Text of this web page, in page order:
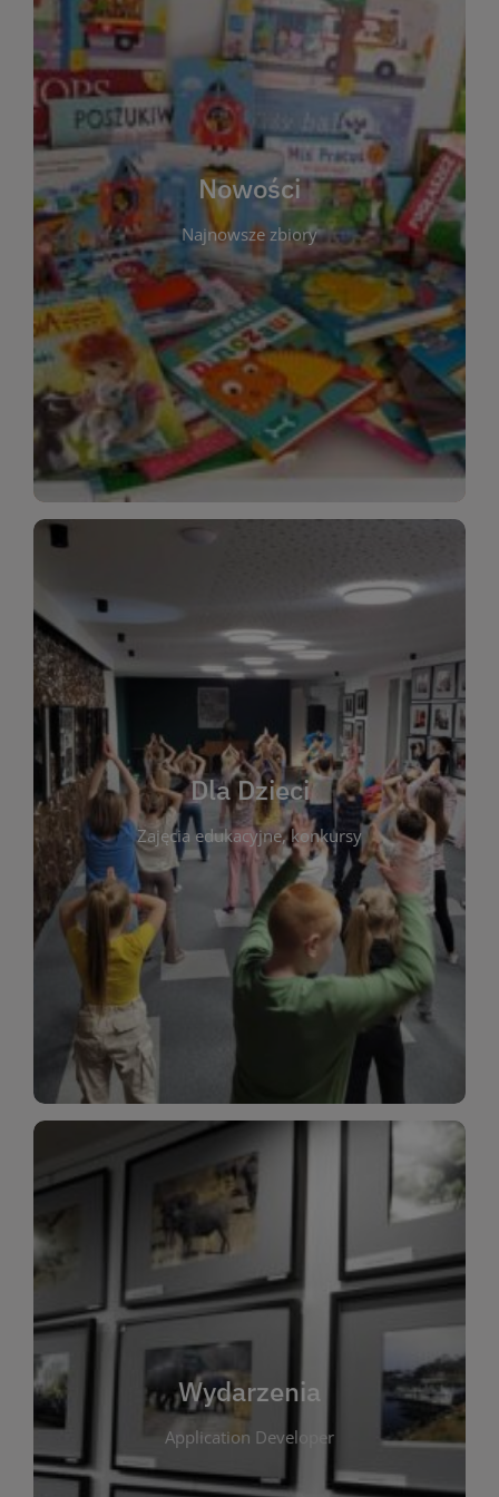
Nowości
Najnowsze zbiory
W tej sekcji prezentujemy najnowsze książki,
audiobooki oraz filmy, które właśnie trafiły do
zbiorów Miejskiej Biblioteki Publicznej w
Starachowicach. Regularnie aktualizujemy listę,
aby Czytelnicy mogli na bieżąco odkrywać świeże
tytuły i najciekawsze premiery wydawnicze. Każda
pozycja opatrzona jest krótkim opisem i
informacją o dostępności w katalogu. Zachęcamy
do częstych odwiedzin – nowości pojawiają się
niemal każdego tygodnia! Dzięki tej zakładce
zawsze będziesz wiedzieć, co warto przeczytać
jako pierwsze.
WIĘCEJ
Dla Dzieci
Zajęcia edukacyjne, konkursy
Dla Dzieci
To miejsce stworzone z myślą o najmłodszych
czytelnikach i ich rodzicach. Znajdziesz tu
informacje o zajęciach edukacyjnych, konkursach
plastycznych i spotkaniach z autorami książek dla
dzieci. Biblioteka oferuje bogaty wybór bajek,
opowiadań i lektur szkolnych, a także przyjazny
kącik do wspólnego czytania. Pragniemy
rozbudzać miłość do książek od najmłodszych lat.
Zapraszamy do wspólnej zabawy i odkrywania
świata literatury!
WIĘCEJ
Wydarzenia
Application Developer
Wydarzenia
W tej zakładce publikujemy informacje o
wszystkich wydarzeniach organizowanych przez
bibliotekę. Znajdziesz tu zapowiedzi spotkań
autorskich, warsztatów, prelekcji i zajęć
tematycznych dla różnych grup wiekowych. Każde
wydarzenie ma na celu promowanie kultury
czytelniczej oraz integrację społeczności lokalnej.
Dzięki kalendarzowi wydarzeń możesz łatwo